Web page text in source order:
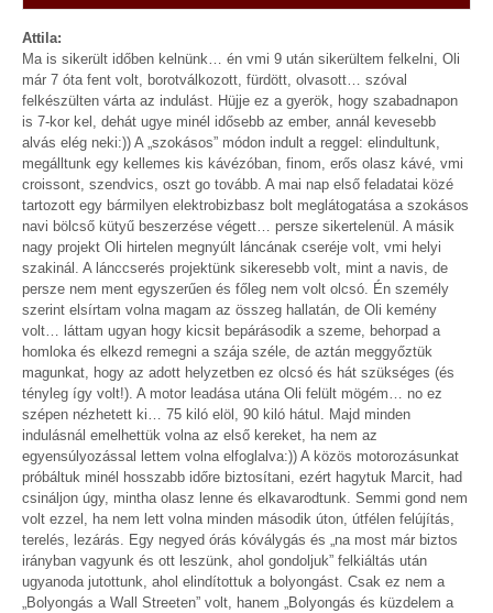
Attila:
Ma is sikerült időben kelnünk… én vmi 9 után sikerültem felkelni, Oli
már 7 óta fent volt, borotválkozott, fürdött, olvasott… szóval
felkészülten várta az indulást. Hüjje ez a gyerök, hogy szabadnapon
is 7-kor kel, dehát ugye minél idősebb az ember, annál kevesebb
alvás elég neki:)) A „szokásos” módon indult a reggel: elindultunk,
megálltunk egy kellemes kis kávézóban, finom, erős olasz kávé, vmi
croissont, szendvics, oszt go tovább. A mai nap első feladatai közé
tartozott egy bármilyen elektrobizbasz bolt meglátogatása a szokásos
navi bölcső kütyű beszerzése végett… persze sikertelenül. A másik
nagy projekt Oli hirtelen megnyúlt láncának cseréje volt, vmi helyi
szakinál. A lánccserés projektünk sikeresebb volt, mint a navis, de
persze nem ment egyszerűen és főleg nem volt olcsó. Én személy
szerint elsírtam volna magam az összeg hallatán, de Oli kemény
volt… láttam ugyan hogy kicsit bepárásodik a szeme, behorpad a
homloka és elkezd remegni a szája széle, de aztán meggyőztük
magunkat, hogy az adott helyzetben ez olcsó és hát szükséges (és
tényleg így volt!). A motor leadása utána Oli felült mögém… no ez
szépen nézhetett ki… 75 kiló elöl, 90 kiló hátul. Majd minden
indulásnál emelhettük volna az első kereket, ha nem az
egyensúlyozással lettem volna elfoglalva:)) A közös motorozásunkat
próbáltuk minél hosszabb időre biztosítani, ezért hagytuk Marcit, had
csináljon úgy, mintha olasz lenne és elkavarodtunk. Semmi gond nem
volt ezzel, ha nem lett volna minden második úton, útfélen felújítás,
terelés, lezárás. Egy negyed órás kóválygás és „na most már biztos
irányban vagyunk és ott leszünk, ahol gondoljuk” felkiáltás után
ugyanoda jutottunk, ahol elindítottuk a bolyongást. Csak ez nem a
„Bolyongás a Wall Streeten” volt, hanem „Bolyongás és küzdelem a